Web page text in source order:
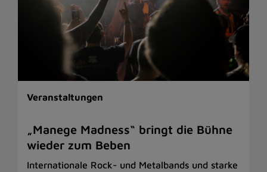
Veranstaltungen
„Manege Madness“ bringt die Bühne
wieder zum Beben
Internationale Rock- und Metalbands und starke